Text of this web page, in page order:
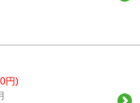
円)